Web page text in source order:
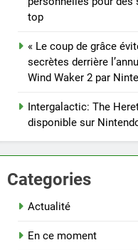
top
« Le coup de grâce
secrètes derrière
Wind Waker 2 par
Intergalactic: The
disponible sur
Categories
Actualité
En ce moment